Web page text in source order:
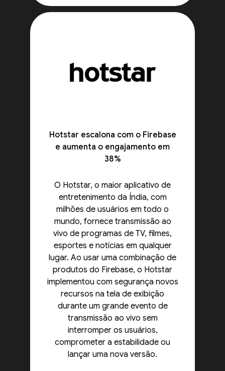
Hotstar escalona com o Firebase
e aumenta o engajamento em
38%
O Hotstar, o maior aplicativo de
entretenimento da Índia, com
milhões de usuários em todo o
mundo, fornece transmissão ao
vivo de programas de TV, filmes,
esportes e notícias em qualquer
lugar. Ao usar uma combinação de
produtos do Firebase, o Hotstar
implementou com segurança novos
recursos na tela de exibição
durante um grande evento de
transmissão ao vivo sem
interromper os usuários,
comprometer a estabilidade ou
lançar uma nova versão.